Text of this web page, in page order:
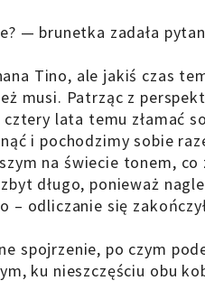
— brunetka zadała
Tino, ale jakiś czas
musi. Patrząc z
cztery lata temu złamać
i pochodzimy sobie
na świecie tonem,
długo, ponieważ
– odliczanie się
spojrzenie, po czym
ku nieszczęściu obu